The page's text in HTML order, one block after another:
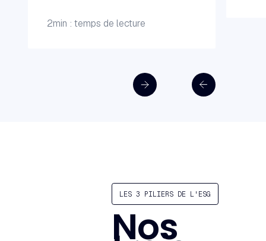
2min : temps de lecture
LES 3 PILIERS DE L'ESG
Nos